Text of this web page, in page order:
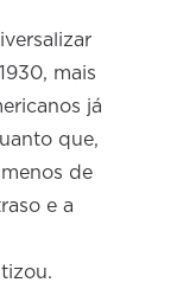
mais
já
que,
de
e a